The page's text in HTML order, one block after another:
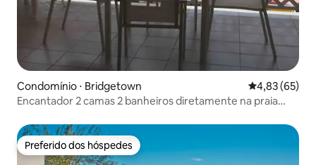
Condomínio ⋅ Bridgetown 4,83 de uma
4,83 (65)
Encantador 2 camas 2 banheiros diretamente na praia
Preferido dos hóspedes
Preferido dos hóspedes